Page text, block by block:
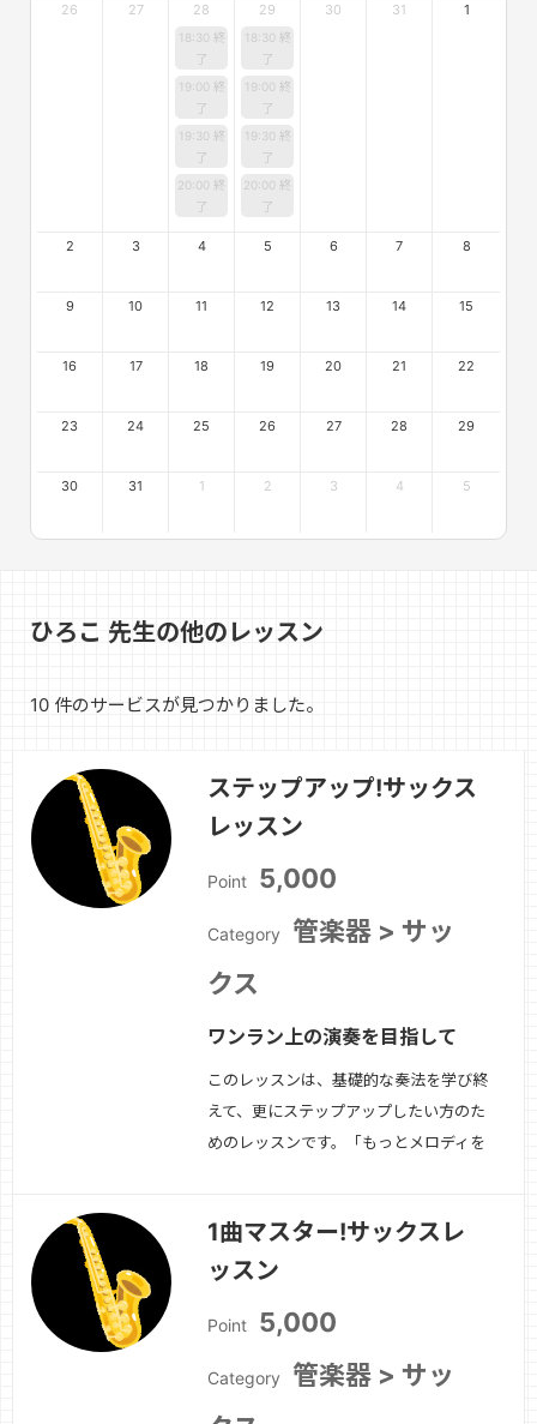
26 27 28
18:30 終
了
19:00 終
了
19:30 終
了
20:00 終
了
29
18:30 終
了
19:00 終
了
19:30 終
了
20:00 終
了
30 31 1
2 3 4 5 6 7 8
9 10 11 12 13 14 15
16 17 18 19 20 21 22
23 24 25 26 27 28 29
30 31 1 2 3 4 5
ひろこ 先生の他のレッスン
10 件のサービスが見つかりました。
ステップアップ!サックス
レッスン
Point 5,000
Category
管楽器 > サッ
クス
ワンラン上の演奏を目指して
このレッスンは、基礎的な奏法を学び終
えて、更にステップアップしたい方のた
めのレッスンです。「もっとメロディを
基礎練習や演奏の仕方をお伝えします。
ソプラノサックス、アルトサックス、テ
を見る »
1曲マスター!サックスレ
ッスン
Point 5,000
Category
管楽器 > サッ